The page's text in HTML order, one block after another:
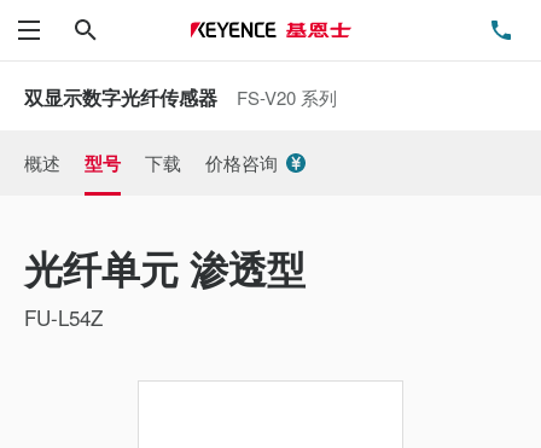
菜单
双显示数字光纤传感器 FS-V20 系列
概述 型号 下载 价格咨询
光纤单元 渗透型
FU-L54Z